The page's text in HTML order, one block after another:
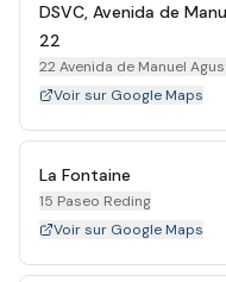
DSVC, Avenida de
22
22 Avenida de Manuel
Voir sur Google Maps
La Fontaine
15 Paseo Reding
Voir sur Google Maps